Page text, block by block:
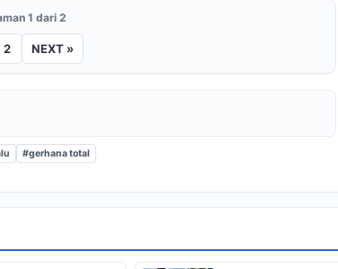
1 dari 2
2 NEXT »
#gerhana total